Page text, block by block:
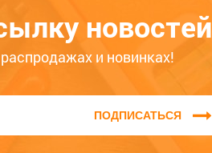
новостей
и новинках!
ПОДПИСАТЬСЯ